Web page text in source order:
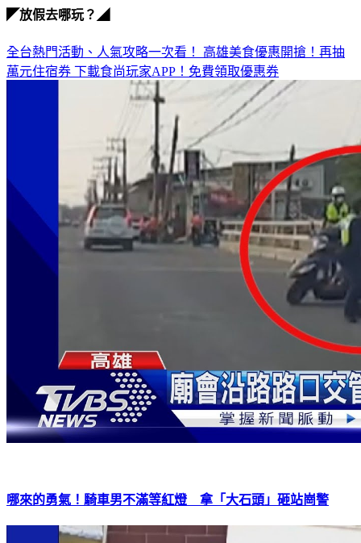
◤放假去哪玩？◢
全台熱門活動、人氣攻略一次看！ 高雄美食優惠開搶！再抽
萬元住宿券 下載食尚玩家APP！免費領取優惠券
哪來的勇氣！騎車男不滿等紅燈 拿「大石頭」砸站崗警